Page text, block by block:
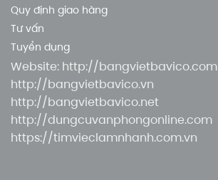
Quy định giao hàng
Tư vấn
Tuyển dụng
Website: http://bangvietbavico.com
http://bangvietbavico.vn
http://bangvietbavico.net
http://dungcuvanphongonline.com
https://timvieclamnhanh.com.vn